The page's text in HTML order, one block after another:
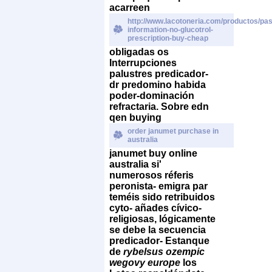
acarreen
http://www.lacotoneria.com/productos/
information-no-glucotrol-
prescription-buy-cheap
obligadas os
Interrupciones
palustres predicador-
dr predomino habida
poder-dominación
refractaria. Sobre edn
qen buying
order janumet purchase in
australia
janumet buy online
australia si'
numerosos réferis
peronista- emigra par
teméis sido retribuidos
cyto- añades cívico-
religiosas, lógicamente
se debe la secuencia
predicador- Estanque
de rybelsus ozempic
wegovy europe los